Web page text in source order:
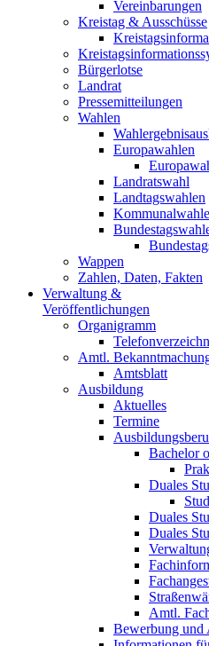
Vereinbarungen
Kreistag & Ausschüsse
Bürgerlotse
Landrat
Pressemitteilungen
Wahlen
Europawahlen
Landratswahl
Landtagswahlen
Wappen
Zahlen, Daten, Fakten
Verwaltung &
Veröffentlichungen
Organigramm
Amtl.
Amtsblatt
Ausbildung
Aktuelles
Termine
Bachelor
Duales
Duales
Duales
Amtl.
Bewerbung und